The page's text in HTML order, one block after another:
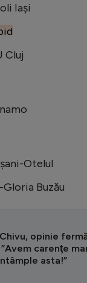
Iași
Cluj
Otelul
Buzău
opinie
carenţe
asta!”